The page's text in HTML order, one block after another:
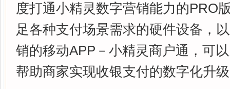
度打通小精灵数字营销能力的PRO
足各种支付场景需求的硬件设备，
销的移动APP－小精灵商户通，可
帮助商家实现收银支付的数字化升